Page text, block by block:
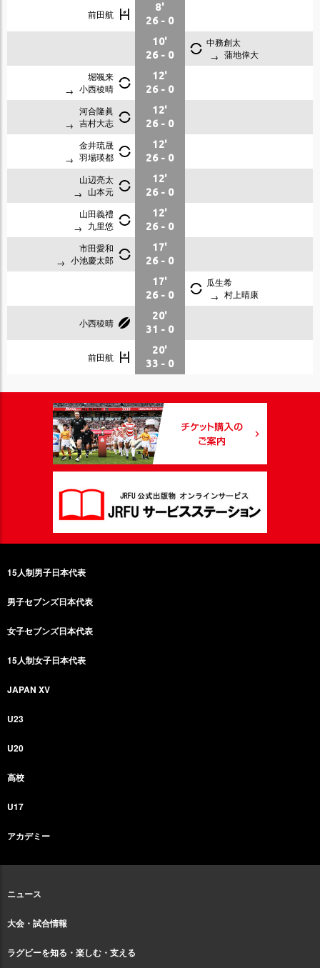
前田航
8'
26 - 0
10'
26 - 0
中務創太
蒲地倖大
堀颯来
小西稜晴
12'
26 - 0
河合隆眞
吉村大志
12'
26 - 0
金井琉晟
羽場瑛都
12'
26 - 0
山辺亮太
山本元
12'
26 - 0
山田義禮
九里悠
12'
26 - 0
市田愛和
小池慶太郎
17'
26 - 0
17'
26 - 0
瓜生希
村上晴康
小西稜晴
20'
31 - 0
前田航
20'
33 - 0
15人制男子日本代表
男子セブンズ日本代表
女子セブンズ日本代表
15人制女子日本代表
JAPAN XV
U23
U20
高校
U17
アカデミー
ニュース
大会・試合情報
ラグビーを知る・楽しむ・支える